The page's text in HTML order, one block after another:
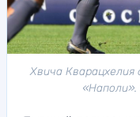
Хвича Кварацхелия